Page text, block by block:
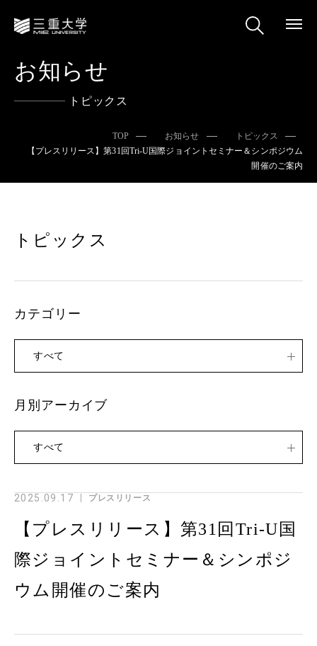
お知らせ
トピックス
TOP お知らせ
トピックス
【プレスリリース】第31回Tri-U国際ジョイントセミナー＆シンポジウム
開催のご案内
2025.09.17 プレスリリース
【プレスリリース】第31回Tri-U国
際ジョイントセミナー＆シンポジ
ウム開催のご案内
トピックス
カテゴリー
すべて
月別アーカイブ
すべて